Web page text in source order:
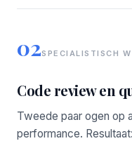
02SPECIALISTISCH
Code review en
Tweede paar ogen op
performance.